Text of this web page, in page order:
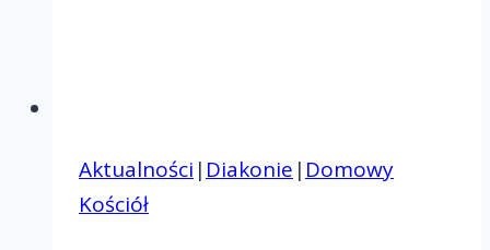
Aktualności | Diakonie | Domowy
Kościół